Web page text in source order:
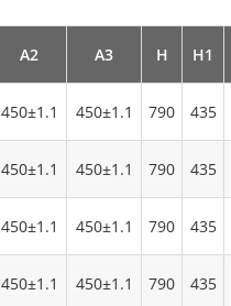
А2 А3 Н Н1
450±1.1 450±1.1 790 435
450±1.1 450±1.1 790 435
450±1.1 450±1.1 790 435
450±1.1 450±1.1 790 435